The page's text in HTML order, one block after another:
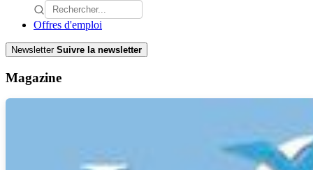
Offres d'emploi
Newsletter Suivre la newsletter
Magazine